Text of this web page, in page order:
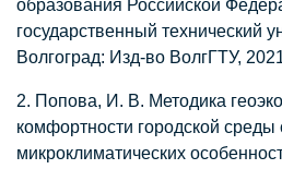
образования Российской
государственный технический
Волгоград: Изд-во ВолгГТУ,
2. Попова, И. В. Методика
комфортности городской среды
микроклиматических